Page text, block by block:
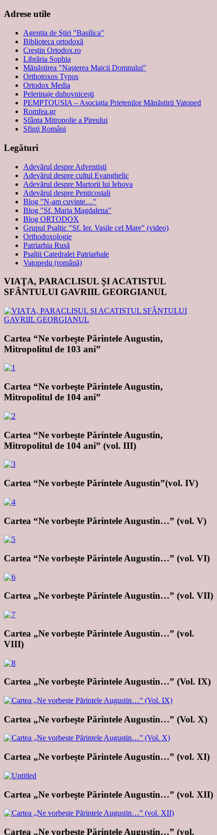
Adrese utile
Agenţia de Ştiri "Basilica"
Biblioteca ortodoxă
Creştin Ortodox.ro
Librăria Sophia
Mănăstirea "Naşterea Maicii Domnului"
Orthotoxos Typos
Ortodox Media
Pelerinaje duhovnicești
PEMPTOUSIA – Asociația Prietenilor Mănăstirii Vatoped
Romfea.gr
Sfânta Mitropolie a Pireului
Sfinţi Români
Legături
Adevărul despre Adventişti
Adevărul despre cultul Evanghelic
Adevărul despre Martorii lui Iehova
Adevărul despre Penticostali
Blog "N-am cuvinte…"
Blog "Sf. Maria Magdalena"
Blog ORTODOX
Grupul Psaltic "Sf. Ier. Vasile cel Mare" (video)
Orthodoxologie
Patriarhia Rusă
Psalţii Catedralei Patriarhale
Vatopedu (română)
VIAŢA, PARACLISUL ŞI ACATISTUL
SFÂNTULUI GAVRIIL GEORGIANUL
Cartea “Ne vorbeşte Părintele Augustin,
Mitropolitul de 103 ani”
Cartea “Ne vorbeşte Părintele Augustin,
Mitropolitul de 104 ani”
Cartea “Ne vorbeşte Părintele Augustin,
Mitropolitul de 104 ani” (vol. III)
Cartea “Ne vorbeşte Părintele Augustin”(vol. IV)
Cartea “Ne vorbeşte Părintele Augustin…” (vol. V)
Cartea “Ne vorbeşte Părintele Augustin…” (vol. VI)
Cartea „Ne vorbeşte Părintele Augustin…” (vol. VII)
Cartea „Ne vorbeşte Părintele Augustin…” (vol.
VIII)
Cartea „Ne vorbeşte Părintele Augustin…” (Vol. IX)
Cartea „Ne vorbeşte Părintele Augustin…” (Vol. X)
Cartea „Ne vorbeşte Părintele Augustin…” (vol. XI)
Cartea „Ne vorbeşte Părintele Augustin…” (vol. XII)
Cartea „Ne vorbeşte Părintele Augustin…” (vol.